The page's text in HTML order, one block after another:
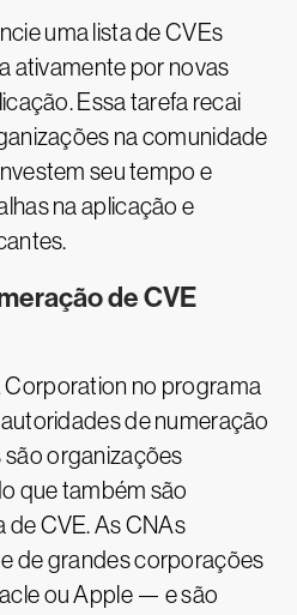
uma lista de CVEs
ativamente por novas
Essa tarefa recai
na comunidade
seu tempo e
na aplicação e
de CVE
no programa
de numeração
são organizações
que também são
CVE. As CNAs
de grandes corporações
ou Apple — e são